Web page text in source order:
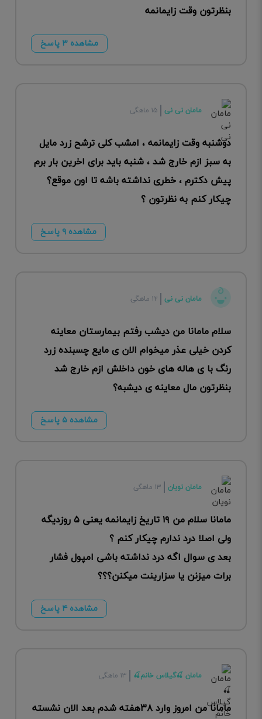
بنظرتون وقت زایمانمه
مشاهده ۳ پاسخ
مامان نی نی ۱۵ ماهگی
دوشنبه وقت زایمانمه ، امشب کلی ترشح زرد مایل
به سبز ازم خارج شد ، شنبه باید برای اخرین بار برم
پیش دکترم ، خطری نداشته باشه تا اون موقع؟
چیکار کنم به نظرتون ؟
مشاهده ۹ پاسخ
مامان نی نی ۱۲ ماهگی
سلام مامانا من دیشب رفتم بیمارستان معاینه
کردن خیلی عذر میخوام الان ی مایع چسبنده زرد
رنگ با ی هاله های خون داخلش ازم خارج شد
بنظرتون مال معاینه ی دیشبه؟
مشاهده ۵ پاسخ
مامان نویان ۱۳ ماهگی
مامانا سلام من ۱۹ تاریخ زایمانمه یعنی ۵ روز‌دیگه
ولی اصلا درد ندارم چیکار کنم ؟
بعد ی سوال اگه درد نداشته باشی امپول فشار
برات میزنن یا سزارینت میکنن؟؟؟
مشاهده ۴ پاسخ
مامان 🍒گیلاس خانم🍒 ۱۳ ماهگی
مامانا من امروز وارد ۳۸هفته شدم بعد الان نشسته